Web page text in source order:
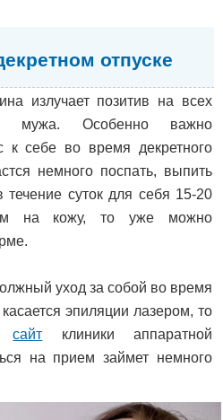
отпуске
излучает позитив на всех
мужа. Особенно важно
к себе во время декретного
немного поспать, выпить
суток для себя 15-20
на кожу, то уже можно
уход за собой во время
эпиляции лазером, то
сайт клиники аппаратной
на прием займет немного